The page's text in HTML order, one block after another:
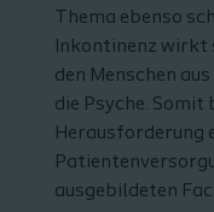
Thema ebenso
Inkontinenz wirkt
den Menschen
die Psyche.
Herausforderung
ausgebildeten